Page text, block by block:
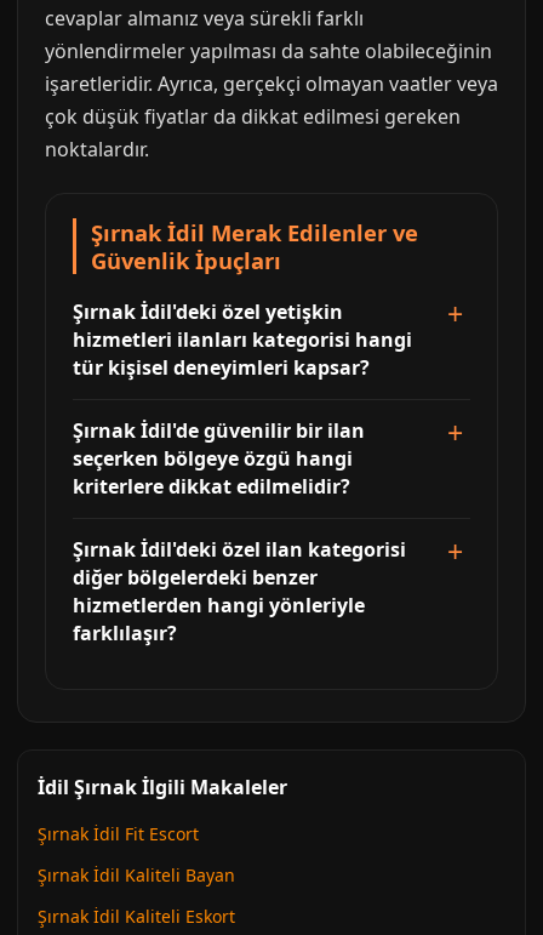
cevaplar almanız veya sürekli farklı
yönlendirmeler yapılması da sahte olabileceğinin
işaretleridir. Ayrıca, gerçekçi olmayan vaatler veya
çok düşük fiyatlar da dikkat edilmesi gereken
noktalardır.
Şırnak İdil Merak Edilenler ve
Güvenlik İpuçları
Şırnak İdil'deki özel yetişkin
hizmetleri ilanları kategorisi hangi
tür kişisel deneyimleri kapsar?
Şırnak İdil'de güvenilir bir ilan
seçerken bölgeye özgü hangi
kriterlere dikkat edilmelidir?
Şırnak İdil'deki özel ilan kategorisi
diğer bölgelerdeki benzer
hizmetlerden hangi yönleriyle
farklılaşır?
İdil Şırnak İlgili Makaleler
Şırnak İdil Fit Escort
Şırnak İdil Kaliteli Bayan
Şırnak İdil Kaliteli Eskort